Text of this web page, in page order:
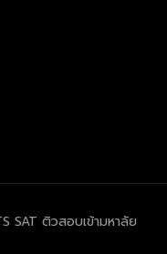
SAT ติวสอบเข้ามหาลัย